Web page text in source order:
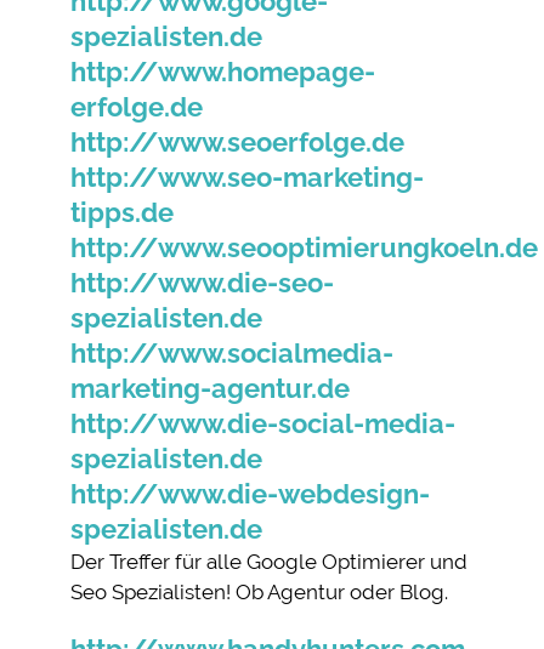
spezialisten.de
http://www.homepage-
erfolge.de
http://www.seoerfolge.de
http://www.seo-marketing-
tipps.de
http://www.seooptimierungkoeln.de
http://www.die-seo-
spezialisten.de
http://www.socialmedia-
marketing-agentur.de
http://www.die-social-media-
spezialisten.de
http://www.die-webdesign-
spezialisten.de
Der Treffer für alle Google Optimierer und
Seo Spezialisten! Ob Agentur oder Blog.